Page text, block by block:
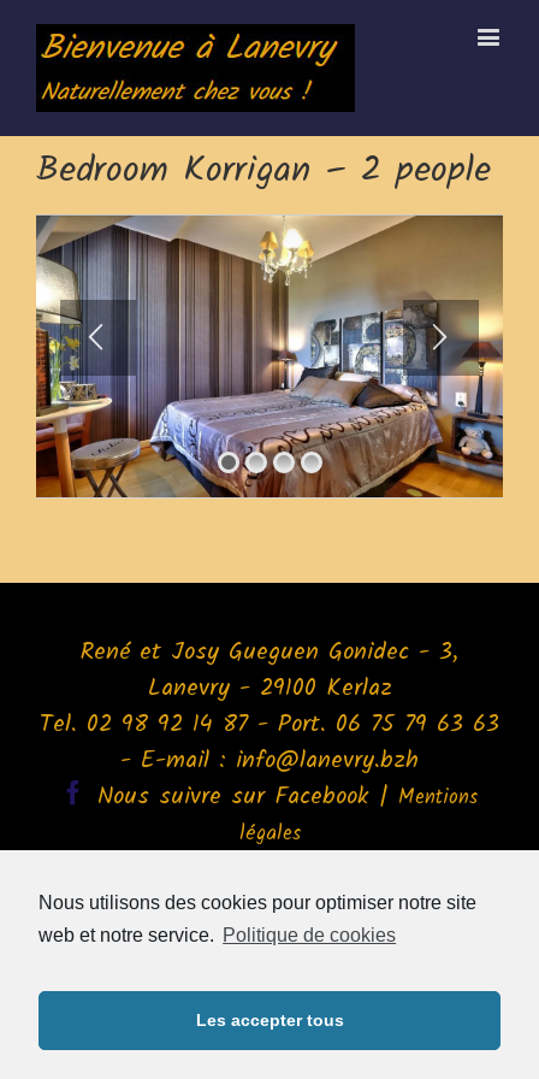
Nous utilisons des cookies pour optimiser notre site
web et notre service. Politique de cookies
Les accepter tous
Bedroom Korrigan – 2 people
René et Josy Gueguen Gonidec - 3,
Lanevry - 29100 Kerlaz
Tel. 02 98 92 14 87 - Port. 06 75 79 63 63
- E-mail : info@lanevry.bzh
Facebook
Nous suivre sur Facebook | Mentions
légales
Cet hébergement est labellisé par les Gîtes
de France® Finistère, offrant des locations
Charmance, campings Pré'Vert, Chalets
Loisirs et Gîtes de groupe. Visitez le site